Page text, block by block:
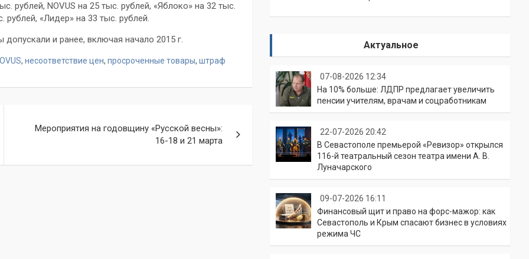
рублей, NOVUS на 25 тыс. рублей, «Яблоко» на 32 тыс.
рублей, «Лидер» на 33 тыс. рублей.
и ранее, включая начало 2015 г.
, несоответствие цен, просроченные товары, штраф
Мероприятия на годовщину «Русской весны»:
16-18 и 21 марта
Актуальное
07-08-2026 12:34
На 10% больше: ЛДПР предлагает увеличить
пенсии учителям, врачам и соцработникам
22-07-2026 20:42
В Севастополе премьерой «Ревизор» открылся
116-й театральный сезон театра имени А. В.
Луначарского
09-07-2026 16:11
Финансовый щит и право на форс-мажор: как
Севастополь и Крым спасают бизнес в условиях
режима ЧС